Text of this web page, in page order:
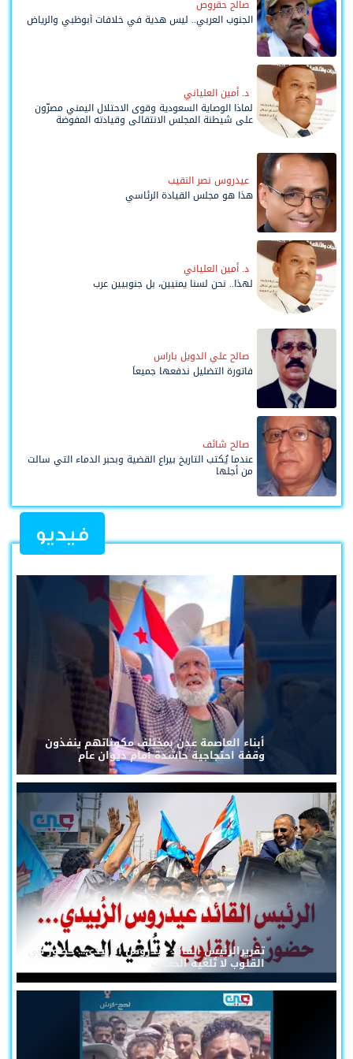
صالح حقروص
الجنوب العربي.. ليس هدية في خلافات أبوظبي والرياض
د. أمين العلياني
لماذا الوصاية السعودية وقوى الاحتلال اليمني مصرّون
على شيطنة المجلس الانتقالي وقيادته المفوضة
عيدروس نصر النقيب
هذا هو مجلس القيادة الرئاسي
د. أمين العلياني
لهذا.. نحن لسنا يمنيين، بل جنوبيين عرب
صالح علي الدويل باراس
فاتورة التضليل ندفعها جميعاً
صالح شائف
عندما يُكتب التاريخ بيراع القضية وبحبر الدماء التي سالت
من أجلها
فيديو
أبناء العاصمة عدن بمختلف مكوناتهم ينفذون
وقفة احتجاجية حاشدة أمام ديوان عام
تقريرالرئيس القائد عيدروس الزُبيدي... حضورٌ في
القلوب لا تُلغيه الحملات